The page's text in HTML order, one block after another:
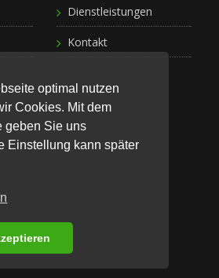
optimal nutzen
Cookies. Mit dem
geben Sie uns
Einstellung kann später
Dienstleistungen
Kontakt